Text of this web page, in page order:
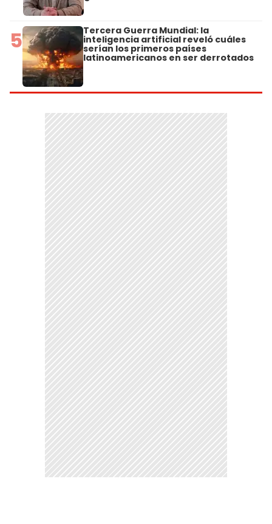
5 Tercera Guerra Mundial: la
inteligencia artificial reveló cuáles
serían los primeros países
latinoamericanos en ser derrotados